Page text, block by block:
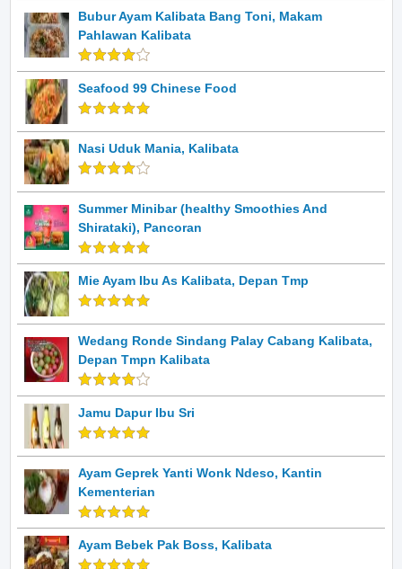
Bubur Ayam Kalibata Bang Toni, Makam
Pahlawan Kalibata
Seafood 99 Chinese Food
Nasi Uduk Mania, Kalibata
Summer Minibar (healthy Smoothies And
Shirataki), Pancoran
Mie Ayam Ibu As Kalibata, Depan Tmp
Wedang Ronde Sindang Palay Cabang Kalibata,
Depan Tmpn Kalibata
Jamu Dapur Ibu Sri
Ayam Geprek Yanti Wonk Ndeso, Kantin
Kementerian
Ayam Bebek Pak Boss, Kalibata